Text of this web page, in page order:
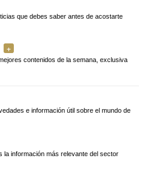
que debes saber antes de acostarte
contenidos de la semana, exclusiva
e información útil sobre el mundo de
la información más relevante del sector